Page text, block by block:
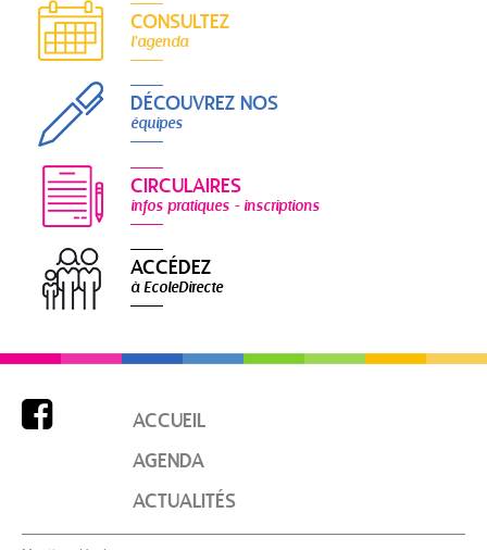
CONSULTEZ
l'agenda
DÉCOUVREZ NOS
équipes
CIRCULAIRES
infos pratiques - inscriptions
ACCÉDEZ
à EcoleDirecte

ACCUEIL
AGENDA
ACTUALITÉS